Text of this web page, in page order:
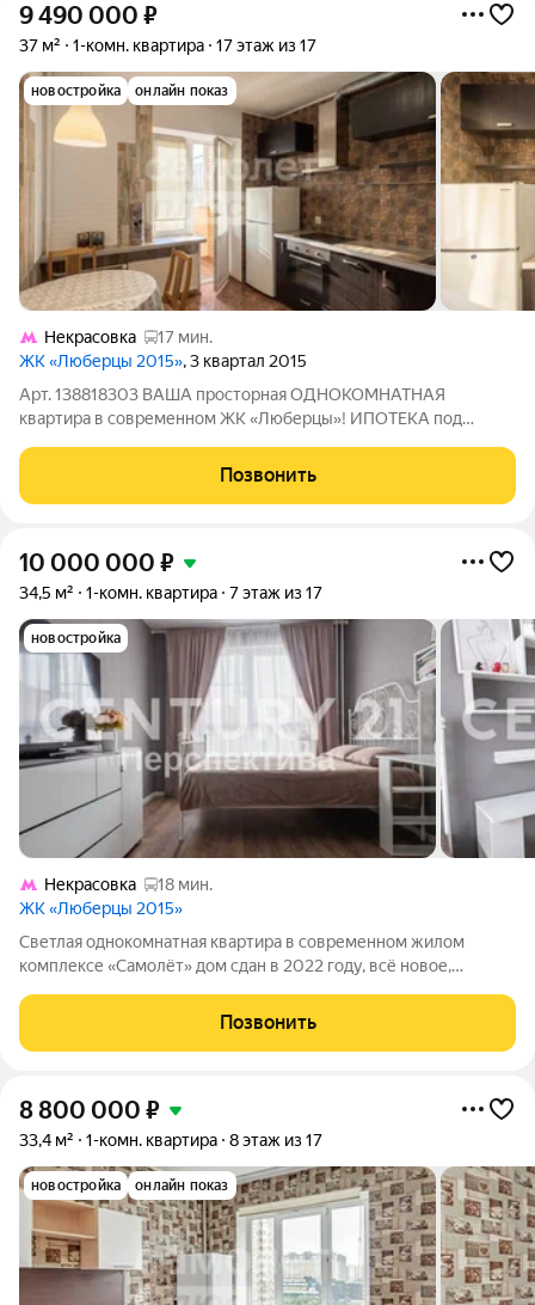
9 490 000 ₽
37 м² 1-комн. квартира 17 этаж из 17
новостройка онлайн показ
Некрасовка
17 мин.
ЖК «Люберцы 2015», 3 квартал 2015
Арт. 138818303 ВАША просторная ОДНОКОМНАТНАЯ
квартира в современном ЖК «Люберцы»! ИПОТЕКА под
Светлая и уютная: полноценная 1-комнатная квартира в
надежном монолитно-кирпичном доме. Площадь 37
Позвонить
10 000 000 ₽
34,5 м² 1-комн. квартира 7 этаж из 17
новостройка
Некрасовка
18 мин.
ЖК «Люберцы 2015»
Светлая однокомнатная квартира в современном жилом
комплексе «Самолёт» дом сдан в 2022 году, всё новое,
зона, а не «уголок у плиты».
Позвонить
8 800 000 ₽
33,4 м² 1-комн. квартира 8 этаж из 17
новостройка онлайн показ